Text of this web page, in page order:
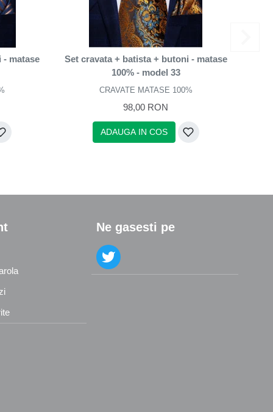
- matase
Set cravata + batista + butoni - matase
100% - model 33
CRAVATE MATASE 100%
98,00 RON
ADAUGA IN COS
Ne gasesti pe